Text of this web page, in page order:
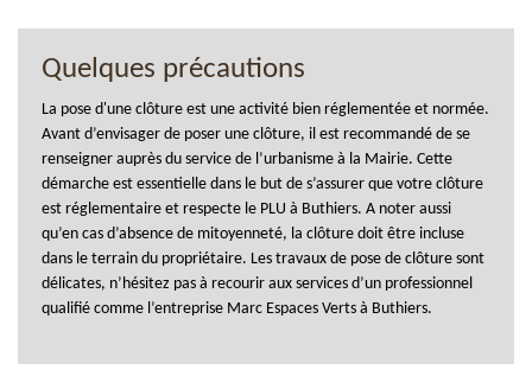
Quelques précautions
La pose d'une clôture est une activité bien réglementée et normée.
Avant d’envisager de poser une clôture, il est recommandé de se
renseigner auprès du service de l’urbanisme à la Mairie. Cette
démarche est essentielle dans le but de s’assurer que votre clôture
est réglementaire et respecte le PLU à Buthiers. A noter aussi
qu’en cas d’absence de mitoyenneté, la clôture doit être incluse
dans le terrain du propriétaire. Les travaux de pose de clôture sont
délicates, n’hésitez pas à recourir aux services d’un professionnel
qualifié comme l’entreprise Marc Espaces Verts à Buthiers.